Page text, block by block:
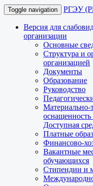
Toggle navigation РГЭУ
Версия для
организации
Основные
Структура и
организацией
Документы
Образование
Руководство
Материально-
оснащенность
Доступная
Платные
Финансово-
Вакантные
обучающихся
Стипендии и